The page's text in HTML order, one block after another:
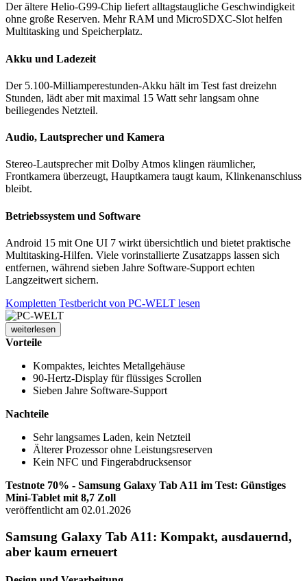
Der ältere Helio-G99-Chip liefert alltagstaugliche Geschwindigkeit
ohne große Reserven. Mehr RAM und MicroSDXC-Slot helfen
Multitasking und Speicherplatz.
Akku und Ladezeit
Der 5.100-Milliamperestunden-Akku hält im Test fast dreizehn
Stunden, lädt aber mit maximal 15 Watt sehr langsam ohne
beiliegendes Netzteil.
Audio, Lautsprecher und Kamera
Stereo-Lautsprecher mit Dolby Atmos klingen räumlicher,
Frontkamera überzeugt, Hauptkamera taugt kaum, Klinkenanschluss
bleibt.
Betriebssystem und Software
Android 15 mit One UI 7 wirkt übersichtlich und bietet praktische
Multitasking-Hilfen. Viele vorinstallierte Zusatzapps lassen sich
entfernen, während sieben Jahre Software-Support echten
Langzeitwert sichern.
Kompletten Testbericht von PC-WELT lesen
weiterlesen
Vorteile
Kompaktes, leichtes Metallgehäuse
90-Hertz-Display für flüssiges Scrollen
Sieben Jahre Software-Support
Nachteile
Sehr langsames Laden, kein Netzteil
Älterer Prozessor ohne Leistungsreserven
Kein NFC und Fingerabdrucksensor
Testnote 70% - Samsung Galaxy Tab A11 im Test: Günstiges
Mini-Tablet mit 8,7 Zoll
veröffentlicht am 02.01.2026
Samsung Galaxy Tab A11: Kompakt, ausdauernd,
aber kaum erneuert